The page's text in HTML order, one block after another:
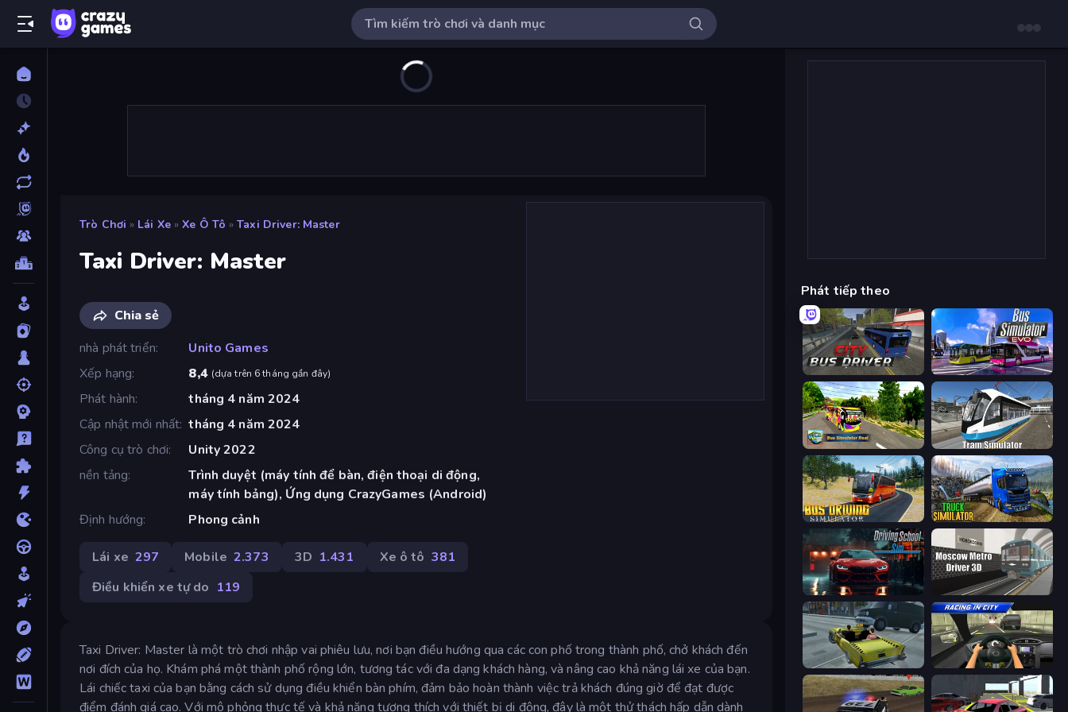
Trò Chơi » Lái Xe » Xe Ô Tô » Taxi Driver: Master
Taxi Driver: Master
Chia sẻ
nhà phát triển
Unito Games
Xếp hạng
8,4 (dựa trên 6 tháng gần đây)
Phát hành
tháng 4 năm 2024
Cập nhật mới nhất tháng 4 năm 2024
Công cụ trò chơi
Unity 2022
nền tảng
Trình duyệt (máy tính để bàn, điện thoại di động,
máy tính bảng), Ứng dụng CrazyGames (Android)
Định hướng
Phong cảnh
Lái xe 297 Mobile 2.373 3D 1.431 Xe ô tô 381
Điều khiển xe tự do 119
Taxi Driver: Master là một trò chơi nhập vai phiêu lưu, nơi bạn điều hướng qua các con phố trong thành phố, chở khách đến
nơi đích của họ. Khám phá một thành phố rộng lớn, tương tác với đa dạng khách hàng, và nâng cao khả năng lái xe của bạn.
Lái chiếc taxi của bạn bằng cách sử dụng điều khiển bàn phím, đảm bảo hoàn thành việc trả khách đúng giờ để đạt được
điểm đánh giá cao. Với mô phỏng thực tế và khả năng tương thích với thiết bị di động, đây là một thử thách hấp dẫn dành
Phát tiếp theo
City Bus Driver Bus Simulator: EVO
Bus Simulator Real Tram Simulator
Bus Driving Simulator Truck Driving Simulator Game
Driving School Simulator
Freak Taxi Simulator Racing in City